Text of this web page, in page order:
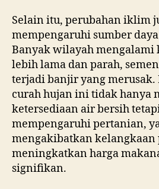
Selain itu, perubahan iklim
mempengaruhi sumber
Banyak wilayah mengalami
lebih lama dan parah,
terjadi banjir yang merusak.
curah hujan ini tidak hanya
ketersediaan air bersih
mempengaruhi pertanian,
mengakibatkan kelangkaan
meningkatkan harga
signifikan.